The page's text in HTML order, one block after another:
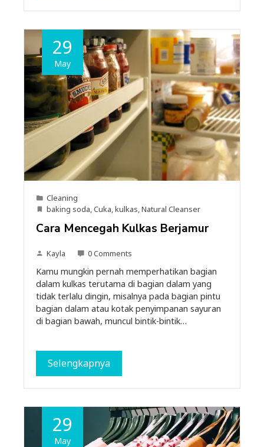
29
May
Cleaning
baking soda,Cuka,kulkas,Natural Cleanser
Cara Mencegah Kulkas Berjamur
Kayla 0 Comments
Kamu mungkin pernah memperhatikan bagian
dalam kulkas terutama di bagian dalam yang
tidak terlalu dingin, misalnya pada bagian pintu
bagian dalam atau kotak penyimpanan sayuran
di bagian bawah, muncul bintik-bintik…
Selengkapnya
29
May